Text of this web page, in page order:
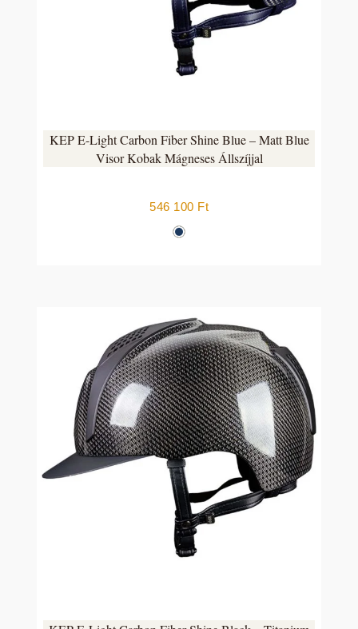
KEP E-Light Carbon Fiber Shine Blue – Matt Blue
Visor Kobak Mágneses Állszíjjal
546 100 Ft